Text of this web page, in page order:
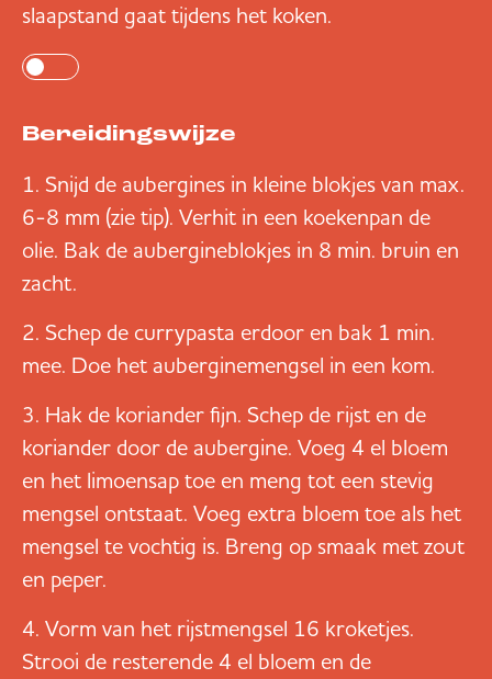
slaapstand gaat tijdens het koken.
Bereidingswijze
Snijd de aubergines in kleine blokjes van max.
6-8 mm (zie tip). Verhit in een koekenpan de
olie. Bak de aubergineblokjes in 8 min. bruin en
zacht.
Schep de currypasta erdoor en bak 1 min.
mee. Doe het auberginemengsel in een kom.
Hak de koriander fijn. Schep de rijst en de
koriander door de aubergine. Voeg 4 el bloem
en het limoensap toe en meng tot een stevig
mengsel ontstaat. Voeg extra bloem toe als het
mengsel te vochtig is. Breng op smaak met zout
en peper.
Vorm van het rijstmengsel 16 kroketjes.
Strooi de resterende 4 el bloem en de